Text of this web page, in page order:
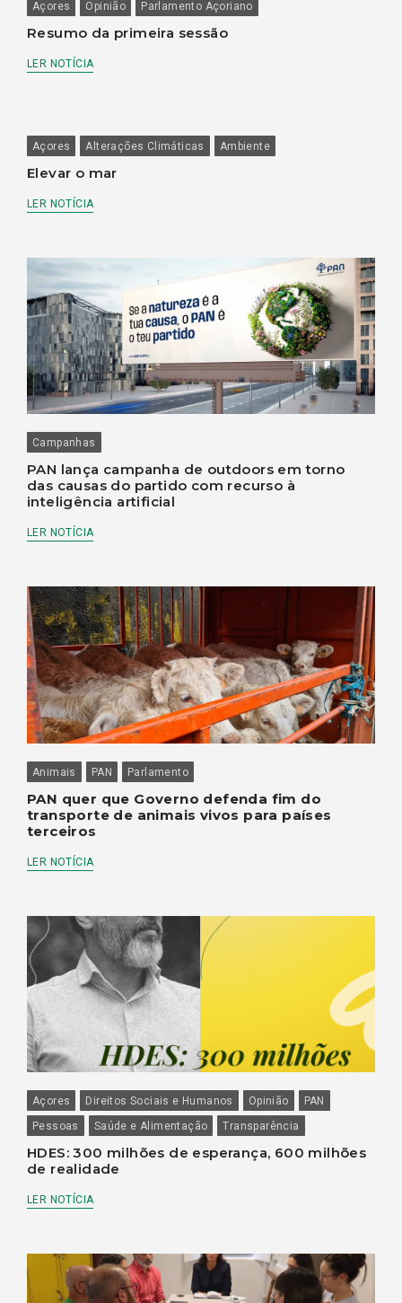
Açores Opinião Parlamento Açoriano
Resumo da primeira sessão
LER NOTÍCIA
Açores Alterações Climáticas Ambiente
Elevar o mar
LER NOTÍCIA
Campanhas
PAN lança campanha de outdoors em torno
das causas do partido com recurso à
inteligência artificial
LER NOTÍCIA
Animais PAN Parlamento
PAN quer que Governo defenda fim do
transporte de animais vivos para países
terceiros
LER NOTÍCIA
Açores Direitos Sociais e Humanos Opinião
PAN
Pessoas
Saúde e Alimentação Transparência
HDES: 300 milhões de esperança, 600 milhões
de realidade
LER NOTÍCIA